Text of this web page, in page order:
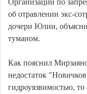
Организации по
об отравлении экс-
дочери Юлии,
туманом.
Как пояснил
недостаток
гидроуязвимостью, то